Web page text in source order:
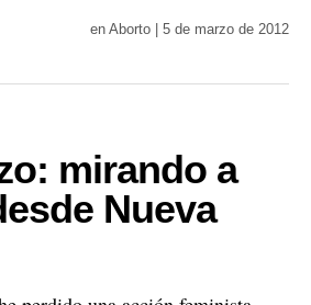
en Aborto 5 de marzo de 2012
mirando a
Nueva